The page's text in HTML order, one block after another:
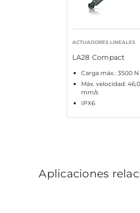
ACTUADORES LINEALES
LA28 Compact
Carga máx.: 3500 N
Máx. velocidad: 46,0
mm/s
IPX6
Aplicaciones